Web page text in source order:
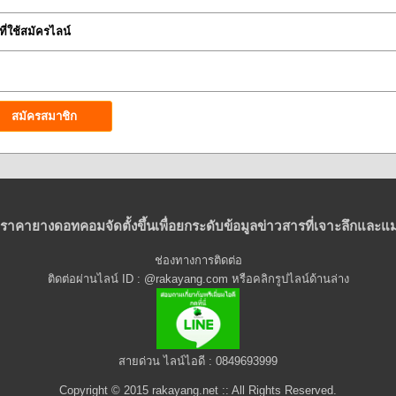
ที่ใช้สมัครไลน์
ราคายางดอทคอมจัดตั้งขึ้นเพื่อยกระดับข้อมูลข่าวสารที่เจาะลึกและ
ช่องทางการติดต่อ
ติดต่อผ่านไลน์ ID : @rakayang.com หรือคลิกรูปไลน์ด้านล่าง
สายด่วน ไลน์ไอดี : 0849693999
Copyright © 2015 rakayang.net :: All Rights Reserved.